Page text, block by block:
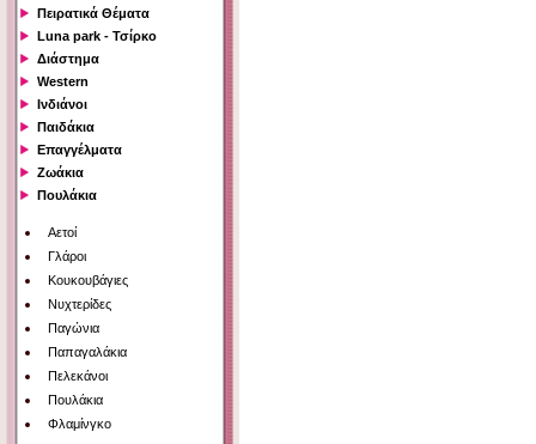
Πειρατικά Θέματα
Luna park - Τσίρκο
Διάστημα
Western
Ινδιάνοι
Παιδάκια
Επαγγέλματα
Ζωάκια
Πουλάκια
Αετοί
Γλάροι
Κουκουβάγιες
Νυχτερίδες
Παγώνια
Παπαγαλάκια
Πελεκάνοι
Πουλάκια
Φλαμίνγκο